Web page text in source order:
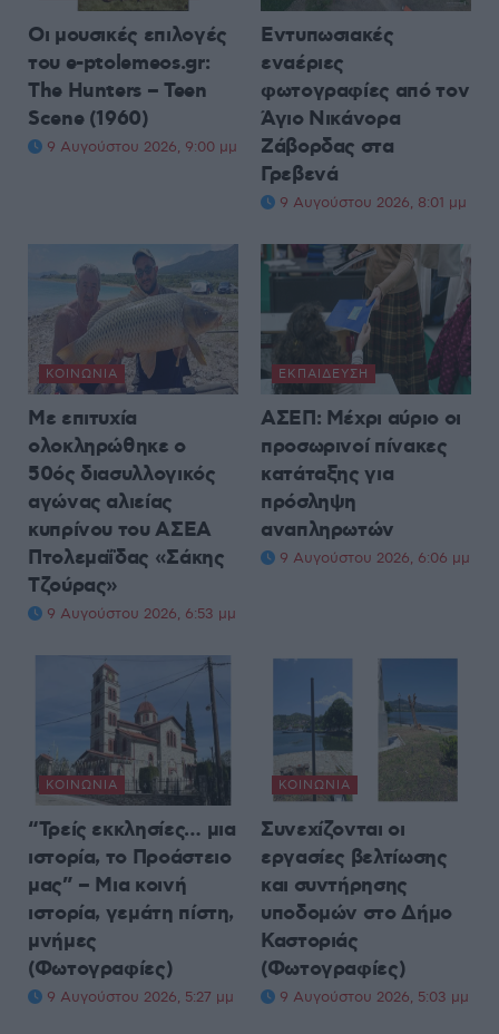
Οι μουσικές επιλογές
του e-ptolemeos.gr:
The Hunters – Teen
Scene (1960)
9 Αυγούστου 2026, 9:00 μμ
Εντυπωσιακές
εναέριες
φωτογραφίες από τον
Άγιο Νικάνορα
Ζάβορδας στα
Γρεβενά
9 Αυγούστου 2026, 8:01 μμ
ΚΟΙΝΩΝΊΑ
Με επιτυχία
ολοκληρώθηκε ο
50ός διασυλλογικός
αγώνας αλιείας
κυπρίνου του ΑΣΕΑ
Πτολεμαΐδας «Σάκης
Τζούρας»
9 Αυγούστου 2026, 6:53 μμ
ΕΚΠΑΊΔΕΥΣΗ
ΑΣΕΠ: Μέχρι αύριο οι
προσωρινοί πίνακες
κατάταξης για
πρόσληψη
αναπληρωτών
9 Αυγούστου 2026, 6:06 μμ
ΚΟΙΝΩΝΊΑ
“Τρείς εκκλησίες… μια
ιστορία, το Προάστειο
μας” – Μια κοινή
ιστορία, γεμάτη πίστη,
μνήμες
(Φωτογραφίες)
9 Αυγούστου 2026, 5:27 μμ
ΚΟΙΝΩΝΊΑ
Συνεχίζονται οι
εργασίες βελτίωσης
και συντήρησης
υποδομών στο Δήμο
Καστοριάς
(Φωτογραφίες)
9 Αυγούστου 2026, 5:03 μμ